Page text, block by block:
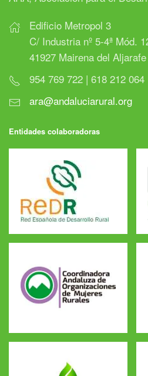
Edificio Metropol 3
C/ Industria nº 5-4ª Mód.
41927 Mairena del
954 769 722 | 618 212 064
ara@andaluciarural.org
Entidades colaboradoras